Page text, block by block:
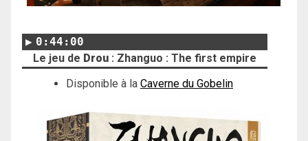
0:44:00
Le jeu de Drou : Zhanguo : The first empire
Disponible à la Caverne du Gobelin